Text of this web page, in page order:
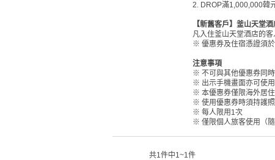
2. DROP滿1,000,000韓
【新舊客戶】釜山天堂
凡入住釜山天堂酒店的
※ 優惠券及住宿憑證須
注意事項
※ 不可與其他優惠券同
※ 出示手機畫面亦可使用
※ 本優惠券僅限海外居
※ 使用優惠券時須持護
※ 每人限用1次
※ 僅限個人旅客使用（隨
共1件中1~1件